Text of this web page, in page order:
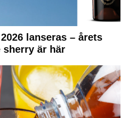
lanseras – årets
sherry är här